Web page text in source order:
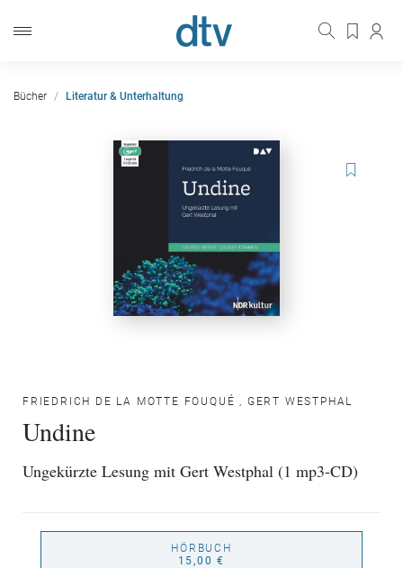
Bücher Literatur & Unterhaltung
FRIEDRICH DE LA MOTTE FOUQUÉ , GERT WESTPHAL
Undine
Ungekürzte Lesung mit Gert Westphal (1 mp3-CD)
HÖRBUCH
15,00 €